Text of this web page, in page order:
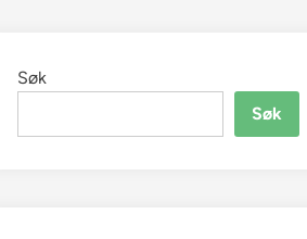
Søk
Søk